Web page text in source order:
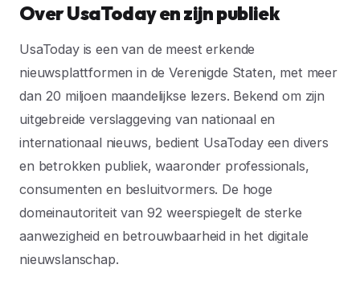
Over UsaToday en zijn publiek
UsaToday is een van de meest erkende
nieuwsplattformen in de Verenigde Staten, met meer
dan 20 miljoen maandelijkse lezers. Bekend om zijn
uitgebreide verslaggeving van nationaal en
internationaal nieuws, bedient UsaToday een divers
en betrokken publiek, waaronder professionals,
consumenten en besluitvormers. De hoge
domeinautoriteit van 92 weerspiegelt de sterke
aanwezigheid en betrouwbaarheid in het digitale
nieuwslanschap.